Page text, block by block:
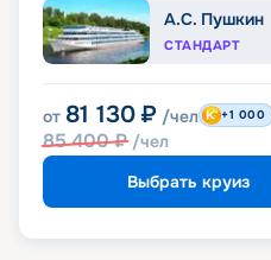
А.С. Пушкин
СТАНДАРТ
от 81 130 ₽ /чел
85 400₽ /чел
+1 000
Выбрать круиз